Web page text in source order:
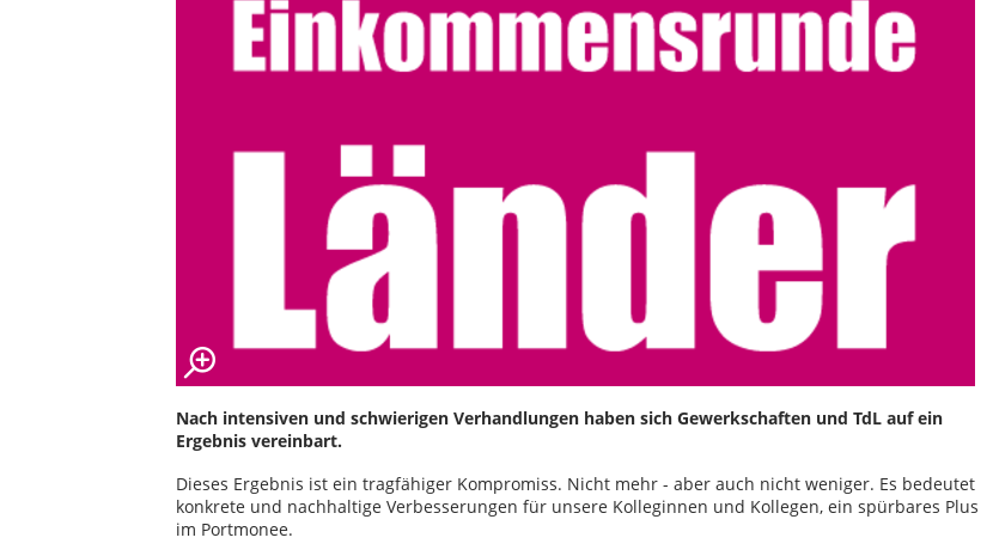
Nach intensiven und schwierigen Verhandlungen haben sich Gewerkschaften und TdL auf ein
Ergebnis vereinbart.
Dieses Ergebnis ist ein tragfähiger Kompromiss. Nicht mehr - aber auch nicht weniger. Es bedeutet
konkrete und nachhaltige Verbesserungen für unsere Kolleginnen und Kollegen, ein spürbares Plus
im Portmonee.